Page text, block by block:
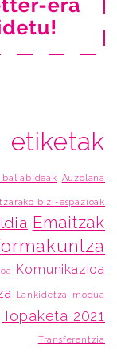
etiketak
baliabideak Auzolana
bizi-espazioak
Emaitzak
Komunikazioa
Lankidetza-modua
Topaketa 2021
Transferentzia